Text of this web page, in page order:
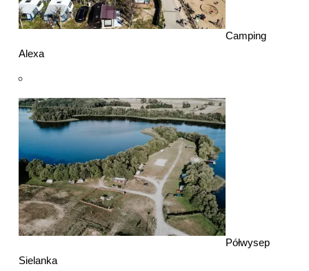
Camping
Alexa
Półwysep
Sielanka